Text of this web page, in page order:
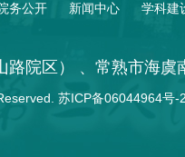
务公开 新闻中心 学科建
路院区） 、常熟市海虞
苏ICP备06044964号-